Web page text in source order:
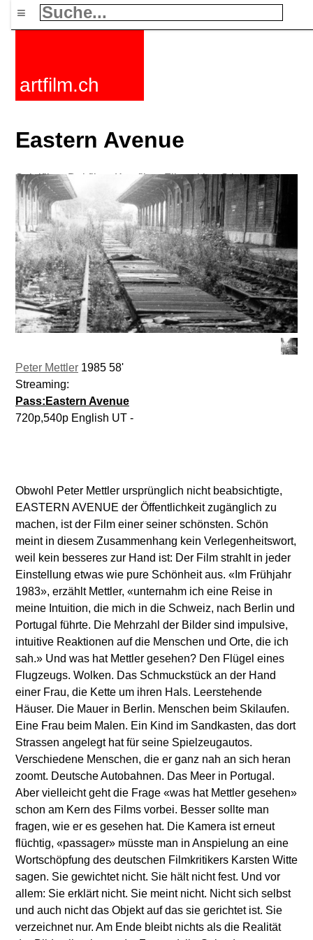
≡
artfilm.ch
Eastern Avenue
Peter Mettler 1985 58'
Streaming:
Pass:Eastern Avenue
720p,540p English UT -
Obwohl Peter Mettler ursprünglich nicht beabsichtigte,
EASTERN AVENUE der Öffentlichkeit zugänglich zu
machen, ist der Film einer seiner schönsten. Schön
meint in diesem Zusammenhang kein Verlegenheitswort,
weil kein besseres zur Hand ist: Der Film strahlt in jeder
Einstellung etwas wie pure Schönheit aus. «Im Frühjahr
1983», erzählt Mettler, «unternahm ich eine Reise in
meine Intuition, die mich in die Schweiz, nach Berlin und
Portugal führte. Die Mehrzahl der Bilder sind impulsive,
intuitive Reaktionen auf die Menschen und Orte, die ich
sah.» Und was hat Mettler gesehen? Den Flügel eines
Flugzeugs. Wolken. Das Schmuckstück an der Hand
einer Frau, die Kette um ihren Hals. Leerstehende
Häuser. Die Mauer in Berlin. Menschen beim Skilaufen.
Eine Frau beim Malen. Ein Kind im Sandkasten, das dort
Strassen angelegt hat für seine Spielzeugautos.
Verschiedene Menschen, die er ganz nah an sich heran
zoomt. Deutsche Autobahnen. Das Meer in Portugal.
Aber vielleicht geht die Frage «was hat Mettler gesehen»
schon am Kern des Films vorbei. Besser sollte man
fragen, wie er es gesehen hat. Die Kamera ist erneut
flüchtig, «passager» müsste man in Anspielung an eine
Wortschöpfung des deutschen Filmkritikers Karsten Witte
sagen. Sie gewichtet nicht. Sie hält nicht fest. Und vor
allem: Sie erklärt nicht. Sie meint nicht. Nicht sich selbst
und auch nicht das Objekt auf das sie gerichtet ist. Sie
verzeichnet nur. Am Ende bleibt nichts als die Realität
Spielfilme Dokfilme Kurzfilme Filmzyklen Stichworte
Nachrichten
F-Rated FAQ Kontakt Maillist
Warenkorb
AGB Kaufen AktivierenAbo
216.73.217.143